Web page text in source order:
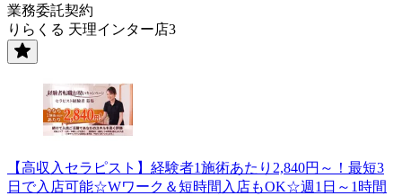
業務委託契約
りらくる 天理インター店3
【高収入セラピスト】経験者1施術あたり2,840円～！最短3
日で入店可能☆Wワーク＆短時間入店もOK☆週1日～1時間